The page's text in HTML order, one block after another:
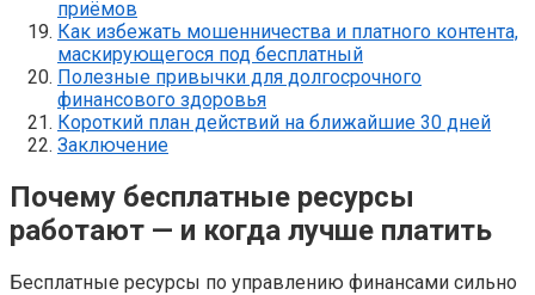
приёмов
Как избежать мошенничества и платного контента,
маскирующегося под бесплатный
Полезные привычки для долгосрочного
финансового здоровья
Короткий план действий на ближайшие 30 дней
Заключение
Почему бесплатные ресурсы
работают — и когда лучше платить
Бесплатные ресурсы по управлению финансами сильно